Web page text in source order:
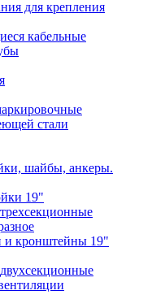
для крепления
кабельные
стали
шайбы, анкеры.
19"
и кронштейны 19"